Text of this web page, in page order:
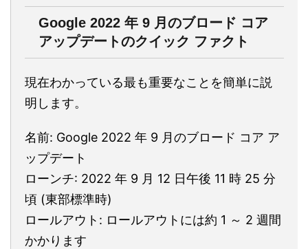
Google 2022 年 9 月のブロード コア
アップデートのクイック ファクト
現在わかっている最も重要なことを簡単に説
明します。
名前: Google 2022 年 9 月のブロード コア ア
ップデート
ローンチ: 2022 年 9 月 12 日午後 11 時 25 分
頃 (東部標準時)
ロールアウト: ロールアウトには約 1 ～ 2 週間
かかります